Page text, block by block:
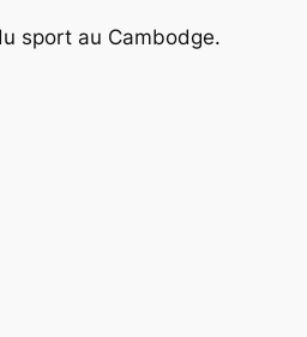
sport au Cambodge.